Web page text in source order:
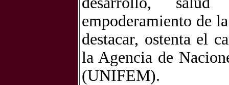
empoderamiento de
destacar, ostenta el
la Agencia de
(UNIFEM).